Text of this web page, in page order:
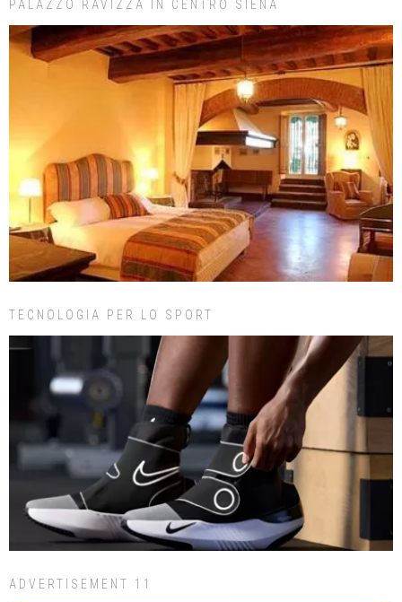
PALAZZO RAVIZZA IN CENTRO SIENA
TECNOLOGIA PER LO SPORT
ADVERTISEMENT 11